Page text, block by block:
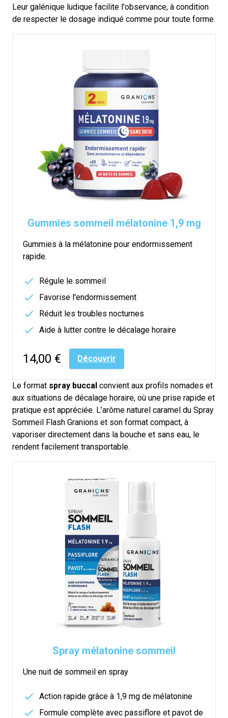
Leur galénique ludique facilite l'observance, à condition
de respecter le dosage indiqué comme pour toute forme.
Gummies sommeil mélatonine 1,9 mg
Gummies à la mélatonine pour endormissement
rapide.
Régule le sommeil
Favorise l'endormissement
Réduit les troubles nocturnes
Aide à lutter contre le décalage horaire
14,00 € Découvrir
Le format spray buccal convient aux profils nomades et
aux situations de décalage horaire, où une prise rapide et
pratique est appréciée. L’arôme naturel caramel du Spray
Sommeil Flash Granions et son format compact, à
vaporiser directement dans la bouche et sans eau, le
rendent facilement transportable.
Spray mélatonine sommeil
Une nuit de sommeil en spray
Action rapide grâce à 1,9 mg de mélatonine
Formule complète avec passiflore et pavot de